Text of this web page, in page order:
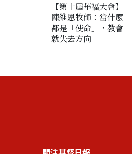
【第十屆華福大會】
陳維恩牧師：當什麼
都是「使命」，教會
就失去方向